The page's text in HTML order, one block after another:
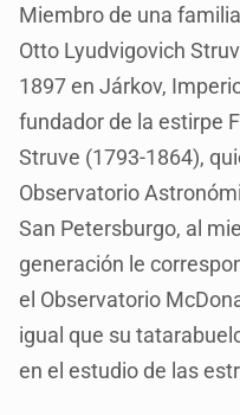
Miembro de una
Otto Lyudvigovich
1897 en Járkov,
fundador de la estirpe
Struve (1793-1864),
Observatorio
San Petersburgo, al
generación le
el Observatorio
igual que su
en el estudio de las